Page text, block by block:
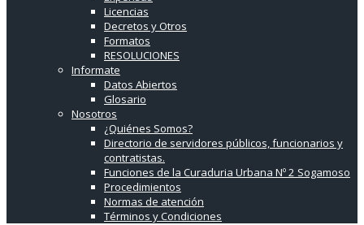
Licencias
Decretos y Otros
Formatos
RESOLUCIONES
Informate
Datos Abiertos
Glosario
Nosotros
¿Quiénes Somos?
Directorio de servidores públicos, funcionarios y
contratistas.
Funciones de la Curaduria Urbana Nº 2 Sogamoso
Procedimientos
Normas de atención
Términos y Condiciones